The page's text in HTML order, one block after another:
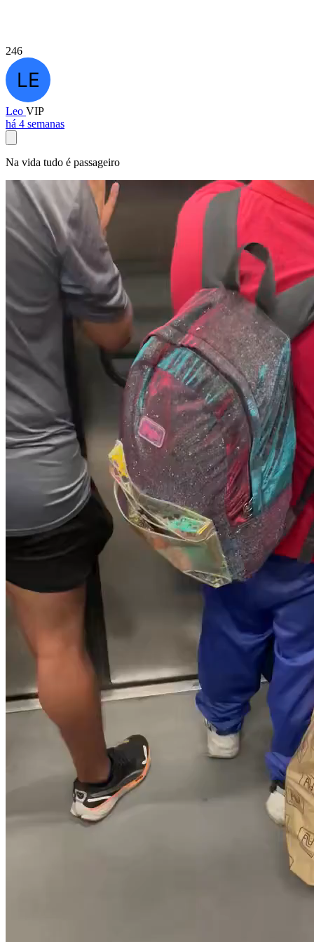
246
Leo VIP
há 4 semanas
Na vida tudo é passageiro